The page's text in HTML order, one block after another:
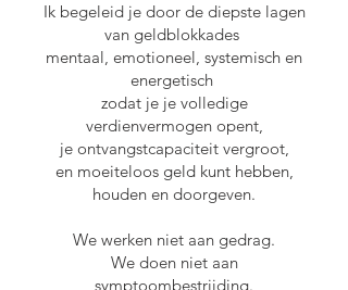
Ik begeleid je door de diepste lagen
van geldblokkades
mentaal, emotioneel, systemisch en
energetisch
zodat je je volledige
verdienvermogen opent,
je ontvangstcapaciteit vergroot,
en moeiteloos geld kunt hebben,
houden en doorgeven.
We werken niet aan gedrag.
We doen niet aan
symptoombestrijding.